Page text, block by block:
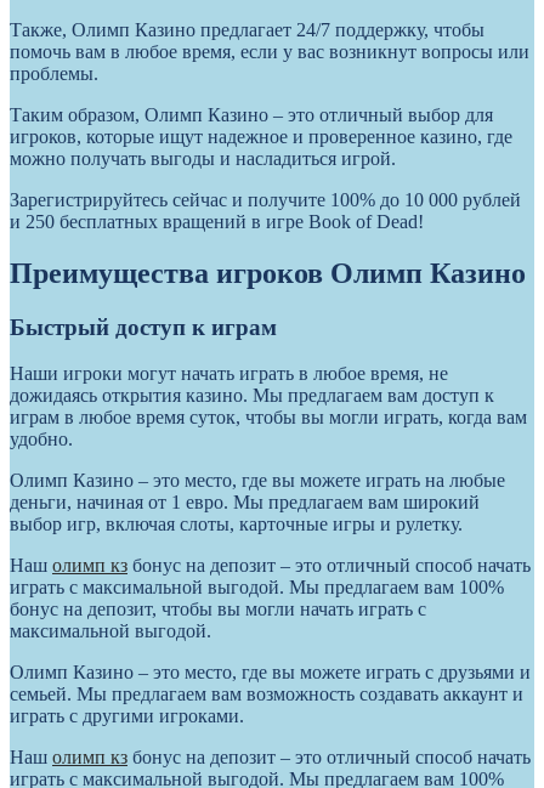
Также, Олимп Казино предлагает 24/7 поддержку, чтобы
помочь вам в любое время, если у вас возникнут вопросы или
проблемы.
Таким образом, Олимп Казино – это отличный выбор для
игроков, которые ищут надежное и проверенное казино, где
можно получать выгоды и насладиться игрой.
Зарегистрируйтесь сейчас и получите 100% до 10 000 рублей
и 250 бесплатных вращений в игре Book of Dead!
Преимущества игроков Олимп Казино
Быстрый доступ к играм
Наши игроки могут начать играть в любое время, не
дожидаясь открытия казино. Мы предлагаем вам доступ к
играм в любое время суток, чтобы вы могли играть, когда вам
удобно.
Олимп Казино – это место, где вы можете играть на любые
деньги, начиная от 1 евро. Мы предлагаем вам широкий
выбор игр, включая слоты, карточные игры и рулетку.
Наш олимп кз бонус на депозит – это отличный способ начать
играть с максимальной выгодой. Мы предлагаем вам 100%
бонус на депозит, чтобы вы могли начать играть с
максимальной выгодой.
Олимп Казино – это место, где вы можете играть с друзьями и
семьей. Мы предлагаем вам возможность создавать аккаунт и
играть с другими игроками.
Наш олимп кз бонус на депозит – это отличный способ начать
играть с максимальной выгодой. Мы предлагаем вам 100%